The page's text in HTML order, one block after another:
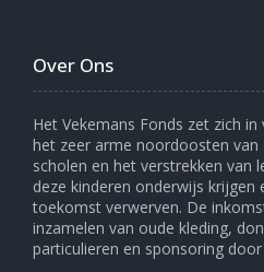
Over Ons
Het Vekemans Fonds zet zich
het zeer arme noordoosten van
scholen en het verstrekken van
deze kinderen onderwijs krijgen
toekomst verwerven. De
inzamelen van oude kleding,
particulieren en sponsoring